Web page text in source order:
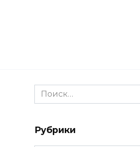
Search
for:
Рубрики